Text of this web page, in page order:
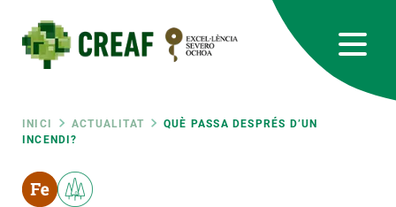
contingut
Fil
d'ariadna
INICI ACTUALITAT
QUÈ PASSA DESPRÉS D’UN
INCENDI?
RRSS
Featured
INTRANET